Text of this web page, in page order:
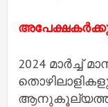
2024 മാർച്ച്